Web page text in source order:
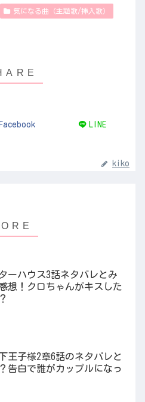
気になる曲（主題歌/挿入歌）
LINE
kiko
ーハウス3話ネタバレとみ
想！クロちゃんがキスした
王子様2章6話のネタバレと
告白で誰がカップルになっ